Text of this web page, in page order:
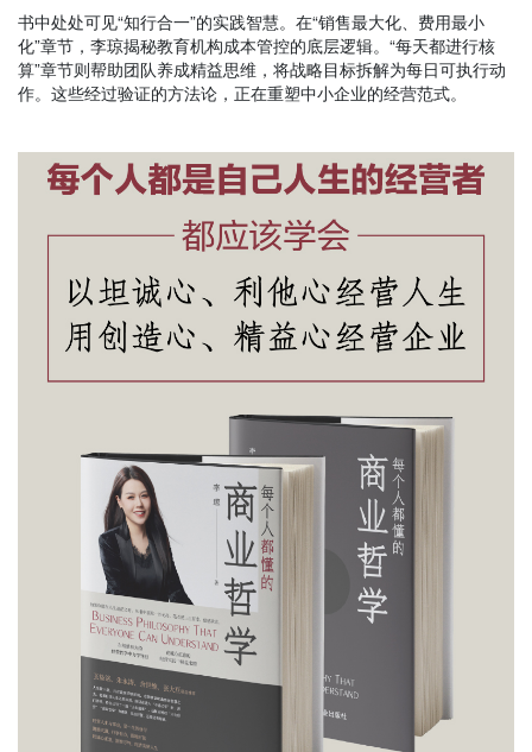
书中处处可见“知行合一”的实践智慧。在“销售最大化、费用最小
化”章节，李琼揭秘教育机构成本管控的底层逻辑。 “每天都进行核
算”章节则帮助团队养成精益思维，将战略目标拆解为每日可执行动
作。这些经过验证的方法论，正在重塑中小企业的经营范式。